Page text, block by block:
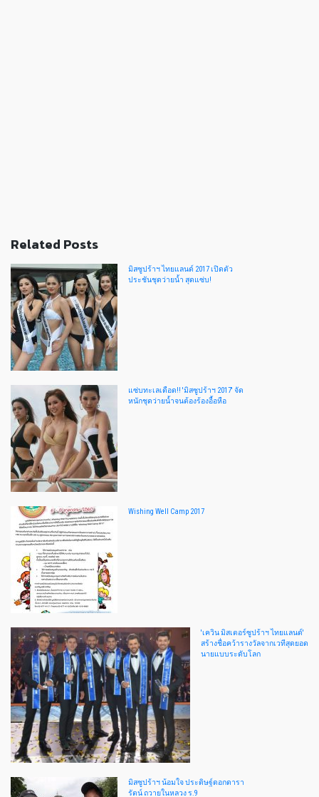
Related Posts
มิสซูปร้าฯ ไทยแลนด์ 2017 เปิดตัว
ประชันชุดว่ายน้ำ สุดแซ่บ!
แซ่บทะเลเดือด!! 'มิสซูปร้าฯ 2017' จัด
หนักชุดว่ายน้ำจนต้องร้องอื้อหือ
Wishing Well Camp 2017
'เควิน มิสเตอร์ซูปร้าฯ ไทยแลนด์'
สร้างชื่อคว้ารางวัลจากเวทีสุดยอด
นายแบบระดับโลก
มิสซูปร้าฯ น้อมใจ ประดิษฐ์ดอกดารา
รัตน์ ถวายในหลวง ร.9